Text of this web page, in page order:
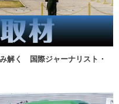
解く 国際ジャーナリスト・